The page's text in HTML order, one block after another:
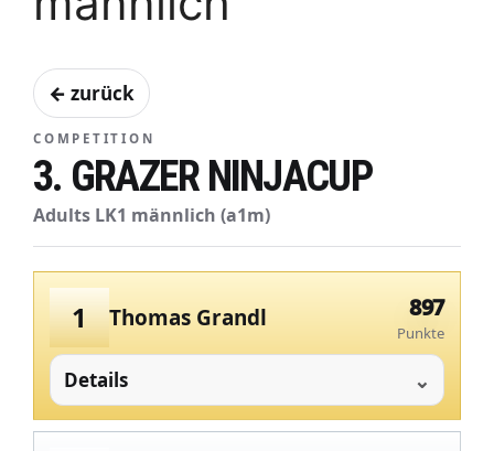
← zurück
COMPETITION
3. GRAZER NINJACUP
Adults LK1 männlich (a1m)
1 Thomas Grandl 897
Punkte
Details